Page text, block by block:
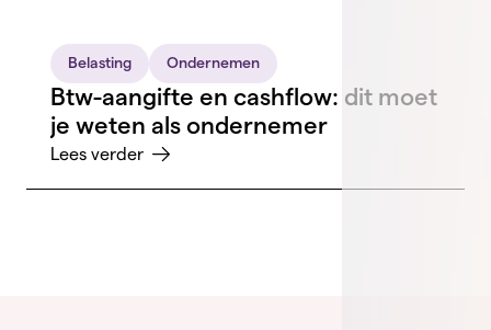
Belasting Ondernemen
Btw-aangifte en cashflow: dit moet
je weten als ondernemer
Lees verder